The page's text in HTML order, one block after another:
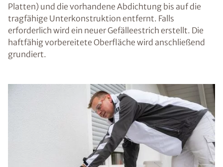
Platten) und die vorhandene Abdichtung bis auf die
tragfähige Unterkonstruktion entfernt. Falls
erforderlich wird ein neuer Gefälleestrich erstellt. Die
haftfähig vorbereitete Oberfläche wird anschließend
grundiert.